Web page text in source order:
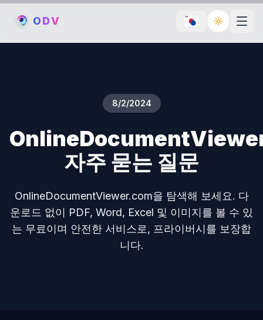
ODV Toggle
8/2/2024
자주 묻는 질문
OnlineDocumentViewer.com을 탐색해 보세요. 다
운로드 없이 PDF, Word, Excel 및 이미지를 볼 수 있
는 무료이며 안전한 서비스로, 프라이버시를 보장합
니다.